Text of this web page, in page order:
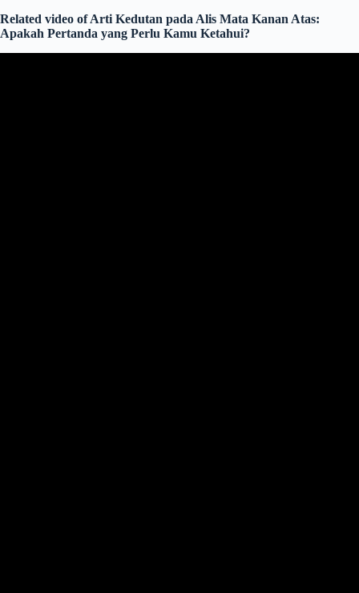
Related video of Arti Kedutan pada Alis Mata Kanan Atas:
Apakah Pertanda yang Perlu Kamu Ketahui?